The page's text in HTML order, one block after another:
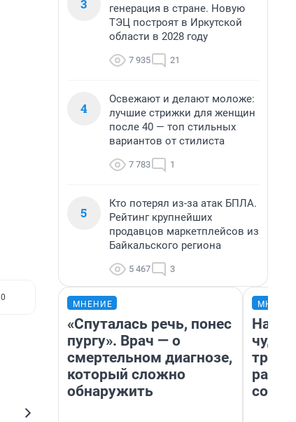
0
3
генерация в стране. Новую
ТЭЦ построят в Иркутской
области в 2028 году
7 935 21
4
Освежают и делают моложе:
лучшие стрижки для женщин
после 40 — топ стильных
вариантов от стилиста
7 783 1
5
Кто потерял из-за атак БПЛА.
Рейтинг крупнейших
продавцов маркетплейсов из
Байкальского региона
5 467 3
МНЕНИЕ
«Спуталась речь, понес
пургу». Врач — о
смертельном диагнозе,
который сложно
обнаружить